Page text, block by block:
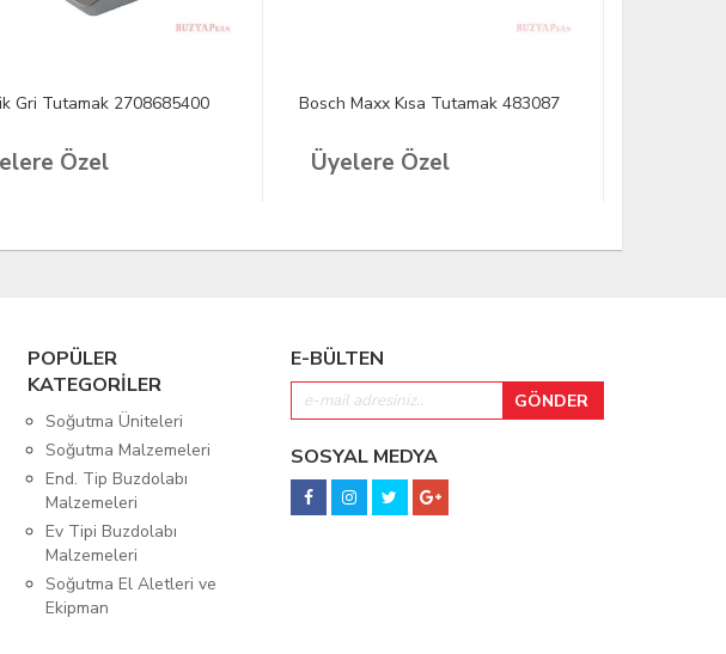
Gri Tutamak 2708685400
Özel
Bosch Maxx Kısa Tutamak 483087
Üyelere Özel
POPÜLER
KATEGORİLER
Soğutma Üniteleri
Soğutma Malzemeleri
End. Tip Buzdolabı
Malzemeleri
Ev Tipi Buzdolabı
Malzemeleri
Soğutma El Aletleri ve
Ekipman
E-BÜLTEN
SOSYAL MEDYA